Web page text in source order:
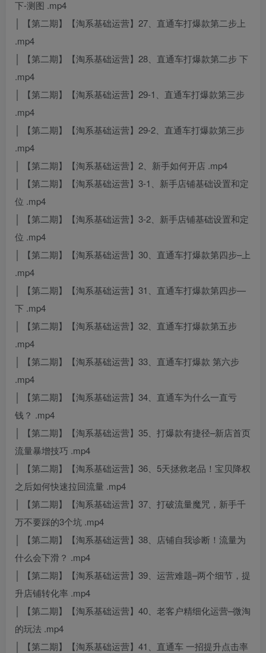
下-测图 .mp4
│ 【第二期】【淘系基础运营】27、直通车打爆款第二步上
.mp4
│ 【第二期】【淘系基础运营】28、直通车打爆款第二步 下
.mp4
│ 【第二期】【淘系基础运营】29-1、直通车打爆款第三步
.mp4
│ 【第二期】【淘系基础运营】29-2、直通车打爆款第三步
.mp4
│ 【第二期】【淘系基础运营】2、新手如何开店 .mp4
│ 【第二期】【淘系基础运营】3-1、新手店铺基础设置和定
位 .mp4
│ 【第二期】【淘系基础运营】3-2、新手店铺基础设置和定
位 .mp4
│ 【第二期】【淘系基础运营】30、直通车打爆款第四步–上
.mp4
│ 【第二期】【淘系基础运营】31、直通车打爆款第四步—
下 .mp4
│ 【第二期】【淘系基础运营】32、直通车打爆款第五步
.mp4
│ 【第二期】【淘系基础运营】33、直通车打爆款 第六步
.mp4
│ 【第二期】【淘系基础运营】34、直通车为什么一直亏
钱？ .mp4
│ 【第二期】【淘系基础运营】35、打爆款有捷径–新店首页
流量暴增技巧 .mp4
│ 【第二期】【淘系基础运营】36、5天拯救老品！宝贝降权
之后如何快速拉回流量 .mp4
│ 【第二期】【淘系基础运营】37、打破流量魔咒，新手千
万不要踩的3个坑 .mp4
│ 【第二期】【淘系基础运营】38、店铺自我诊断！流量为
什么会下滑？ .mp4
│ 【第二期】【淘系基础运营】39、运营难题–两个细节，提
升店铺转化率 .mp4
│ 【第二期】【淘系基础运营】40、老客户精细化运营–微淘
的玩法 .mp4
│ 【第二期】【淘系基础运营】41、直通车 一招提升点击率